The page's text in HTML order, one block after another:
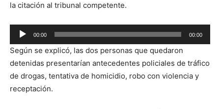
la citación al tribunal competente.
Reproductor
de
audio
00:00 00:00
Según se explicó, las dos personas que quedaron
detenidas presentarían antecedentes policiales de tráfico
de drogas, tentativa de homicidio, robo con violencia y
receptación.